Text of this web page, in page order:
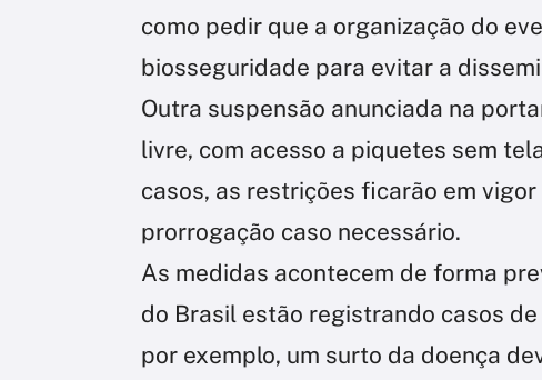
como pedir que a organização do
biosseguridade para evitar a
Outra suspensão anunciada na
livre, com acesso a piquetes sem
casos, as restrições ficarão em
prorrogação caso necessário.
As medidas acontecem de forma
do Brasil estão registrando casos
por exemplo, um surto da doença